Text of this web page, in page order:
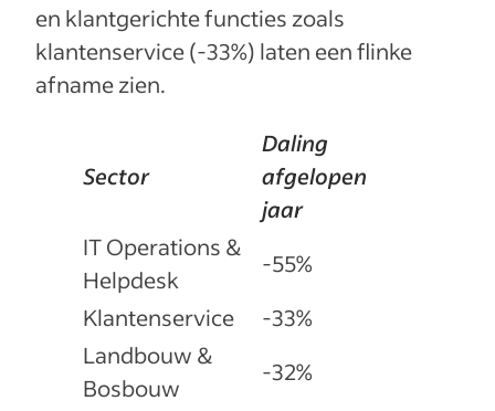
en klantgerichte functies zoals
klantenservice (-33%) laten een flinke
afname zien.
Sector
Daling
afgelopen
jaar
IT Operations &
Helpdesk
-55%
Klantenservice
-33%
Landbouw &
Bosbouw
-32%